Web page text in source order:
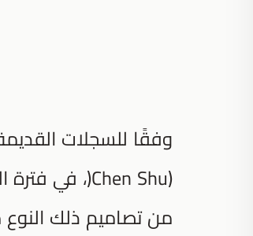
من تصاميم ذلك